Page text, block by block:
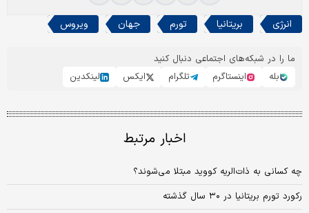
انرژی بریتانیا تورم جهان ویروس
ما را در شبکه‌های اجتماعی دنبال کنید
بله
اینستاگرم تلگرام ایکس لینکدین
اخبار مرتبط
چه کسانی به ذات‌الریه کووید مبتلا می‌شوند؟
رکورد تورم بریتانیا در ۳۰ سال گذشته